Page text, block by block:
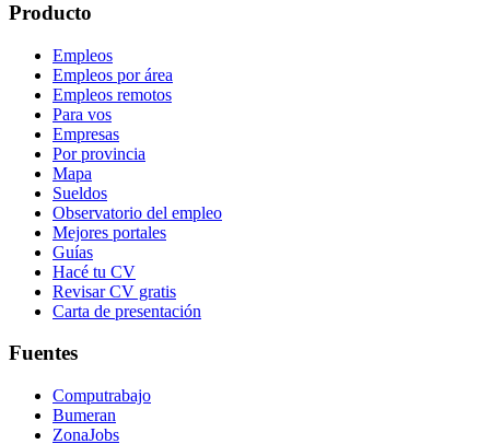
Producto
Empleos
Empleos por área
Empleos remotos
Para vos
Empresas
Por provincia
Mapa
Sueldos
Observatorio del empleo
Mejores portales
Guías
Hacé tu CV
Revisar CV gratis
Carta de presentación
Fuentes
Computrabajo
Bumeran
ZonaJobs